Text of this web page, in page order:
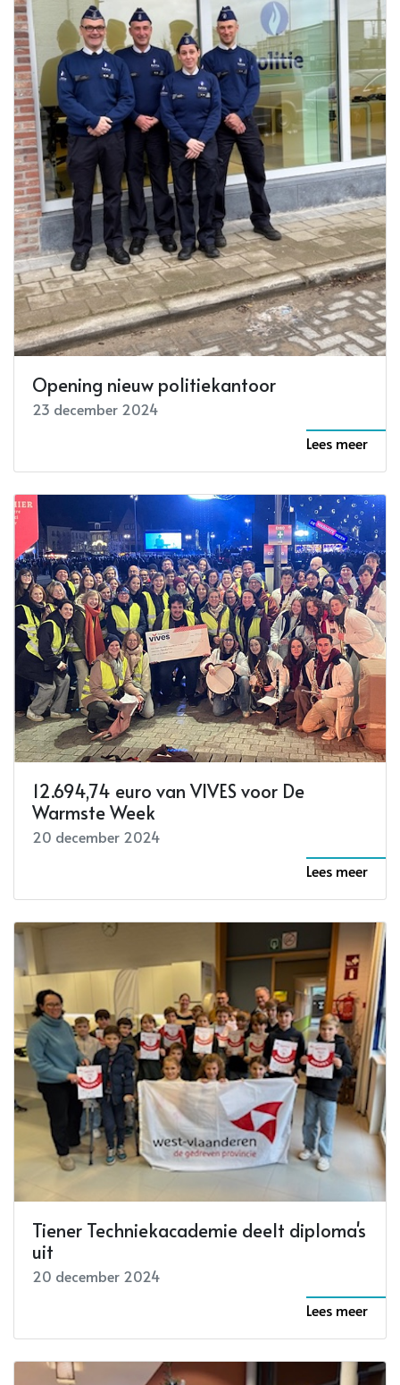
Opening nieuw politiekantoor
23 december 2024
Lees meer
12.694,74 euro van VIVES voor De
Warmste Week
20 december 2024
Lees meer
Tiener Techniekacademie deelt diploma's
uit
20 december 2024
Lees meer